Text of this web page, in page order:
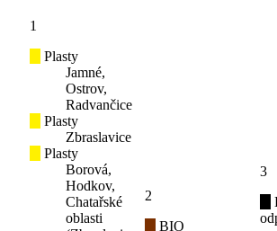
1
Plasty
Jamné,
Ostrov,
Radvančice
Plasty
Zbraslavice
Plasty
Borová,
Hodkov,
Chatařské
oblasti
2
BIO
3